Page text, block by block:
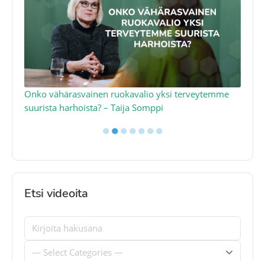
Onko vähärasvainen ruokavalio yksi terveytemme
suurista harhoista? – Taija Somppi
●●●●●●●
Etsi videoita